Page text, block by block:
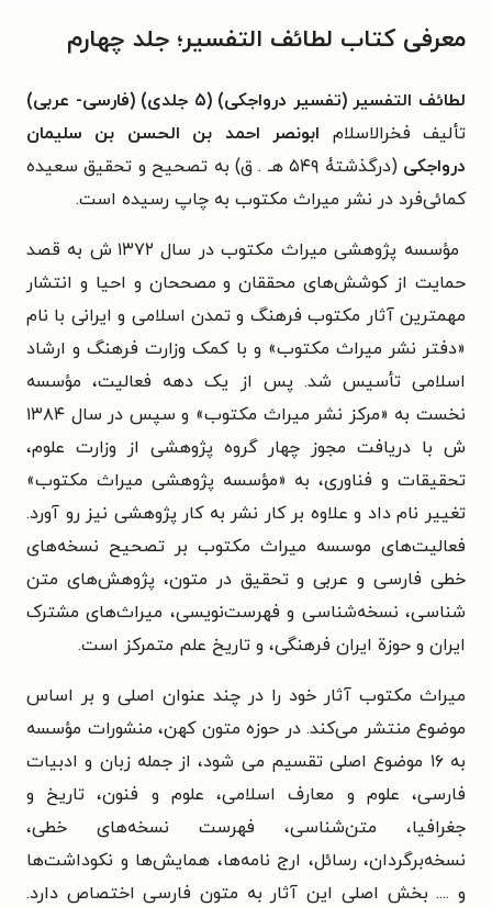
معرفی کتاب لطائف التفسیر؛ جلد چهارم
لطائف التفسیر (تفسیر درواجکی) (۵ جلدی) (فارسی- عربی)
تألیف فخرالاسلام ابونصر احمد بن الحسن بن سلیمان
درواجکی
(درگذشتۀ ۵۴۹ هـ . ق) به تصحیح و تحقیق سعیده
کمائی‌فرد در نشر میراث مکتوب به چاپ رسیده است.
مؤسسه پژوهشی میراث مکتوب در سال ۱۳۷۲ ش به قصد
حمایت از کوشش‌های محققان و مصححان و احیا و انتشار
مهمترین آثار مکتوب فرهنگ و تمدن اسلامی و ایرانی با نام
«دفتر نشر میراث مکتوب» و با کمک وزارت فرهنگ و ارشاد
اسلامی تأسیس شد. پس از یک دهه فعالیت، مؤسسه
نخست به «مرکز نشر میراث مکتوب» و سپس در سال ۱۳۸۴
ش با دریافت مجوز چهار گروه پژوهشی از وزارت علوم،
تحقیقات و فناوری، به «مؤسسه پژوهشی میراث مکتوب»
تغییر نام داد و علاوه بر کار نشر به کار پژوهشی نیز رو آورد.
فعالیت‌های موسسه میراث مکتوب بر تصحیح نسخه‌های
خطی فارسی و عربی و تحقیق در متون، پژوهش‌های متن
شناسی، نسخه‌شناسی و فهرست‌نویسی، میراث‌های مشترک
ایران و حوزة ایران فرهنگی، و تاریخ علم متمرکز است.
میراث مکتوب آثار خود را در چند عنوان اصلی و بر اساس
موضوع منتشر می‌کند. در حوزه متون کهن، منشورات مؤسسه
به ۱۶ موضوع اصلی تقسیم می شود، از جمله زبان و ادبیات
فارسی، علوم و معارف اسلامی، علوم و فنون، تاریخ و
جغرافیا، متن‌شناسی، فهرست نسخه‌های خطی،
نسخه‌برگردان، رسائل، ارج نامه‌ها، همایش‌ها و نکوداشت‌ها
و .... بخش اصلی این آثار به متون فارسی اختصاص دارد.